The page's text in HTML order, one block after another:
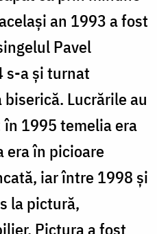
an 1993 a fost
Pavel
s-a şi turnat
Lucrările au
1995 temelia era
era în picioare
iar între 1998 şi
la pictură,
Pictura a fost